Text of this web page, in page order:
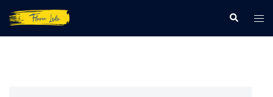
content
Search